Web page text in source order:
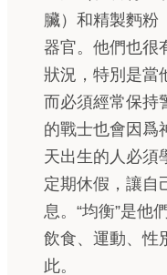
臟）和精製麪粉
器官。他們也很
狀況，特別是當
而必須經常保持
的戰士也會因爲
天出生的人必須
定期休假，讓自
息。“均衡”是他
飲食、運動、性
此。